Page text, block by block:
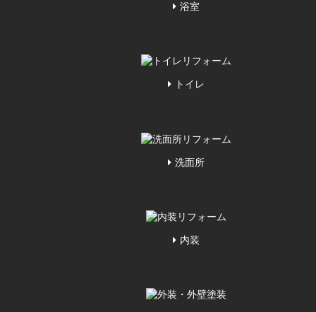
浴室
トイレ
洗面所
内装